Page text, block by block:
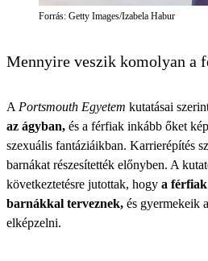
Forrás: Getty Images/Izabela Habur
Mennyire veszik komolyan a
A Portsmouth Egyetem kutatásai
az ágyban, és a férfiak inkább őket
szexuális fantáziáikban. Karrierépítés
barnákat részesítették előnyben. A
következtetésre jutottak, hogy a
barnákkal terveznek, és gyermekeik
elképzelni.